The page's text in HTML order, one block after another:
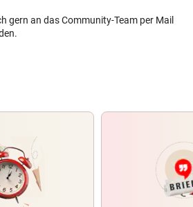
gern an das Community-Team per Mail